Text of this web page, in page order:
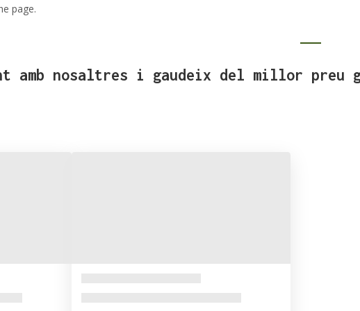
page.
amb nosaltres i gaudeix del millor preu